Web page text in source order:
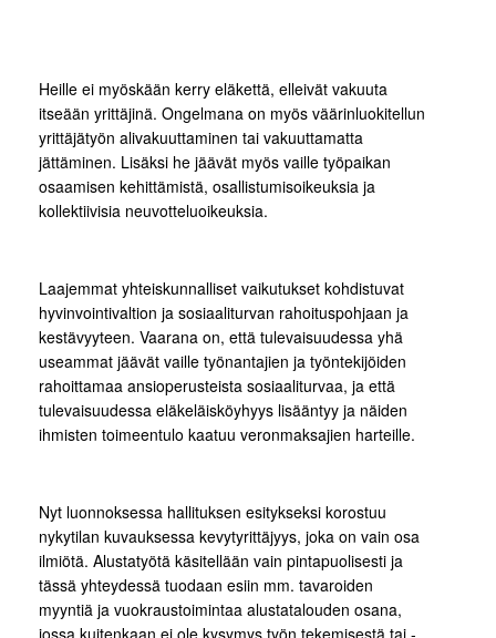
Heille ei myöskään kerry eläkettä, elleivät vakuuta
itseään yrittäjinä. Ongelmana on myös väärinluokitellun
yrittäjätyön alivakuuttaminen tai vakuuttamatta
jättäminen. Lisäksi he jäävät myös vaille työpaikan
osaamisen kehittämistä, osallistumisoikeuksia ja
kollektiivisia neuvotteluoikeuksia.
Laajemmat yhteiskunnalliset vaikutukset kohdistuvat
hyvinvointivaltion ja sosiaaliturvan rahoituspohjaan ja
kestävyyteen. Vaarana on, että tulevaisuudessa yhä
useammat jäävät vaille työnantajien ja työntekijöiden
rahoittamaa ansioperusteista sosiaaliturvaa, ja että
tulevaisuudessa eläkeläisköyhyys lisääntyy ja näiden
ihmisten toimeentulo kaatuu veronmaksajien harteille.
Nyt luonnoksessa hallituksen esitykseksi korostuu
nykytilan kuvauksessa kevytyrittäjyys, joka on vain osa
ilmiötä. Alustatyötä käsitellään vain pintapuolisesti ja
tässä yhteydessä tuodaan esiin mm. tavaroiden
myyntiä ja vuokraustoimintaa alustatalouden osana,